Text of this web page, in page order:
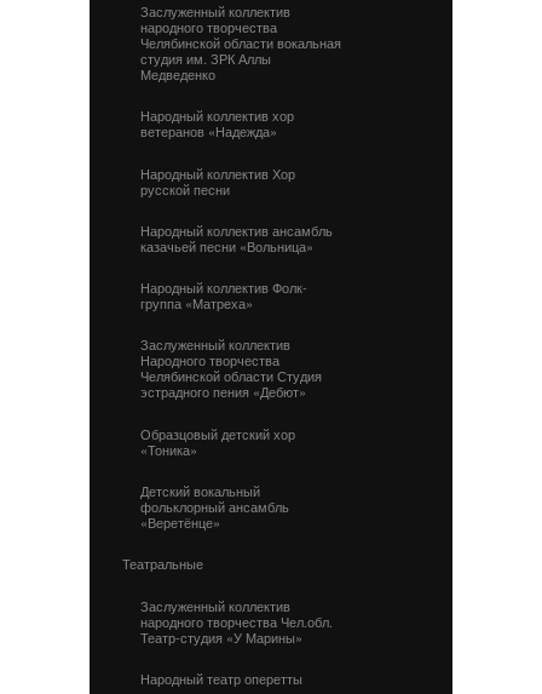
Заслуженный коллектив
народного творчества
Челябинской области вокальная
студия им. ЗРК Аллы
Медведенко
Народный коллектив хор
ветеранов «Надежда»
Народный коллектив Хор
русской песни
Народный коллектив ансамбль
казачьей песни «Вольница»
Народный коллектив Фолк-
группа «Матреха»
Заслуженный коллектив
Народного творчества
Челябинской области Студия
эстрадного пения «Дебют»
Образцовый детский хор
«Тоника»
Детский вокальный
фольклорный ансамбль
«Веретёнце»
Театральные
Заслуженный коллектив
народного творчества Чел.обл.
Театр-студия «У Марины»
Народный театр оперетты